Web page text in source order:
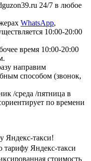
24/7 в любое
WhatsApp,
10:00-20:00
время 10:00-20:00
направим
способом (звонок,
/среда /пятница в
по времени
такси!
тарифу Яндекс-такси
стоимость